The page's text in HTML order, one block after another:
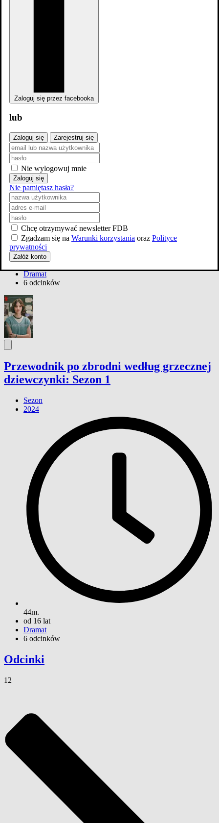
44m.
Dramat
6 odcinków
Przewodnik po zbrodni według grzecznej
dziewczynki: Sezon 1
Sezon
2024
44m.
od 16 lat
Dramat
6 odcinków
Odcinki
12
Zaloguj się przez facebooka
lub
Zaloguj się Zarejestruj się
Nie wylogowuj mnie
Zaloguj się
Nie pamiętasz hasła?
Chcę otrzymywać newsletter FDB
Zgadzam się na Warunki korzystania oraz Polityce
prywatności
Załóż konto